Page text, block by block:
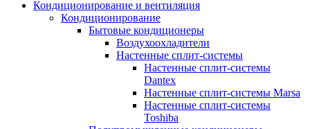
Кондиционирование и вентиляция
Кондиционирование
Бытовые кондиционеры
Воздухоохладители
Настенные сплит-системы
Настенные сплит-системы
Dantex
Настенные сплит-системы Marsa
Настенные сплит-системы
Toshiba